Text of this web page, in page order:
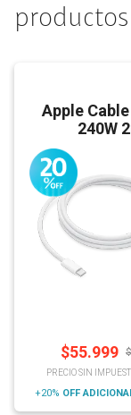
productos
Apple
240W
$55.999 $
PRECIO SIN
+20% OFF